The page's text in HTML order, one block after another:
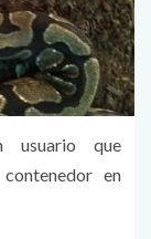
usuario que
en